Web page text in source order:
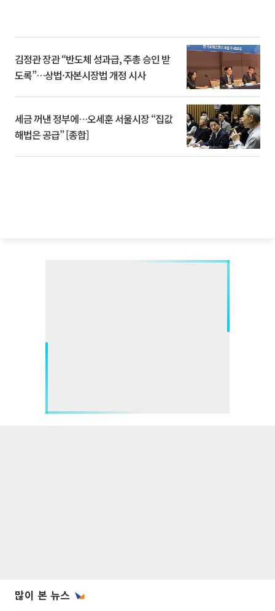
김정관 장관 “반도체 성과급, 주총 승인 받
도록”…상법·자본시장법 개정 시사
세금 꺼낸 정부에…오세훈 서울시장 “집값
해법은 공급” [종합]
많이 본 뉴스